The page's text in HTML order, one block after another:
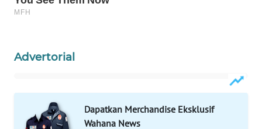
Advertorial
Dapatkan Merchandise Eksklusif
Wahana News
WAHANANEWS
WAHANA
SPORT
WAHANA
UMKM